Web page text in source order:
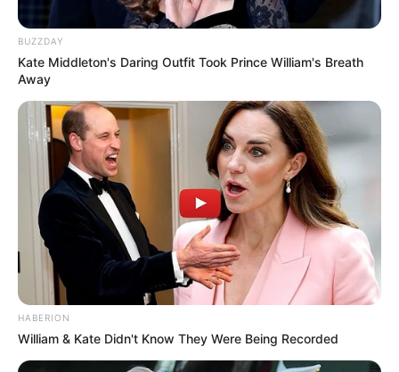
BUZZDAY
Kate Middleton's Daring Outfit Took Prince William's Breath
Away
HABERION
William & Kate Didn't Know They Were Being Recorded